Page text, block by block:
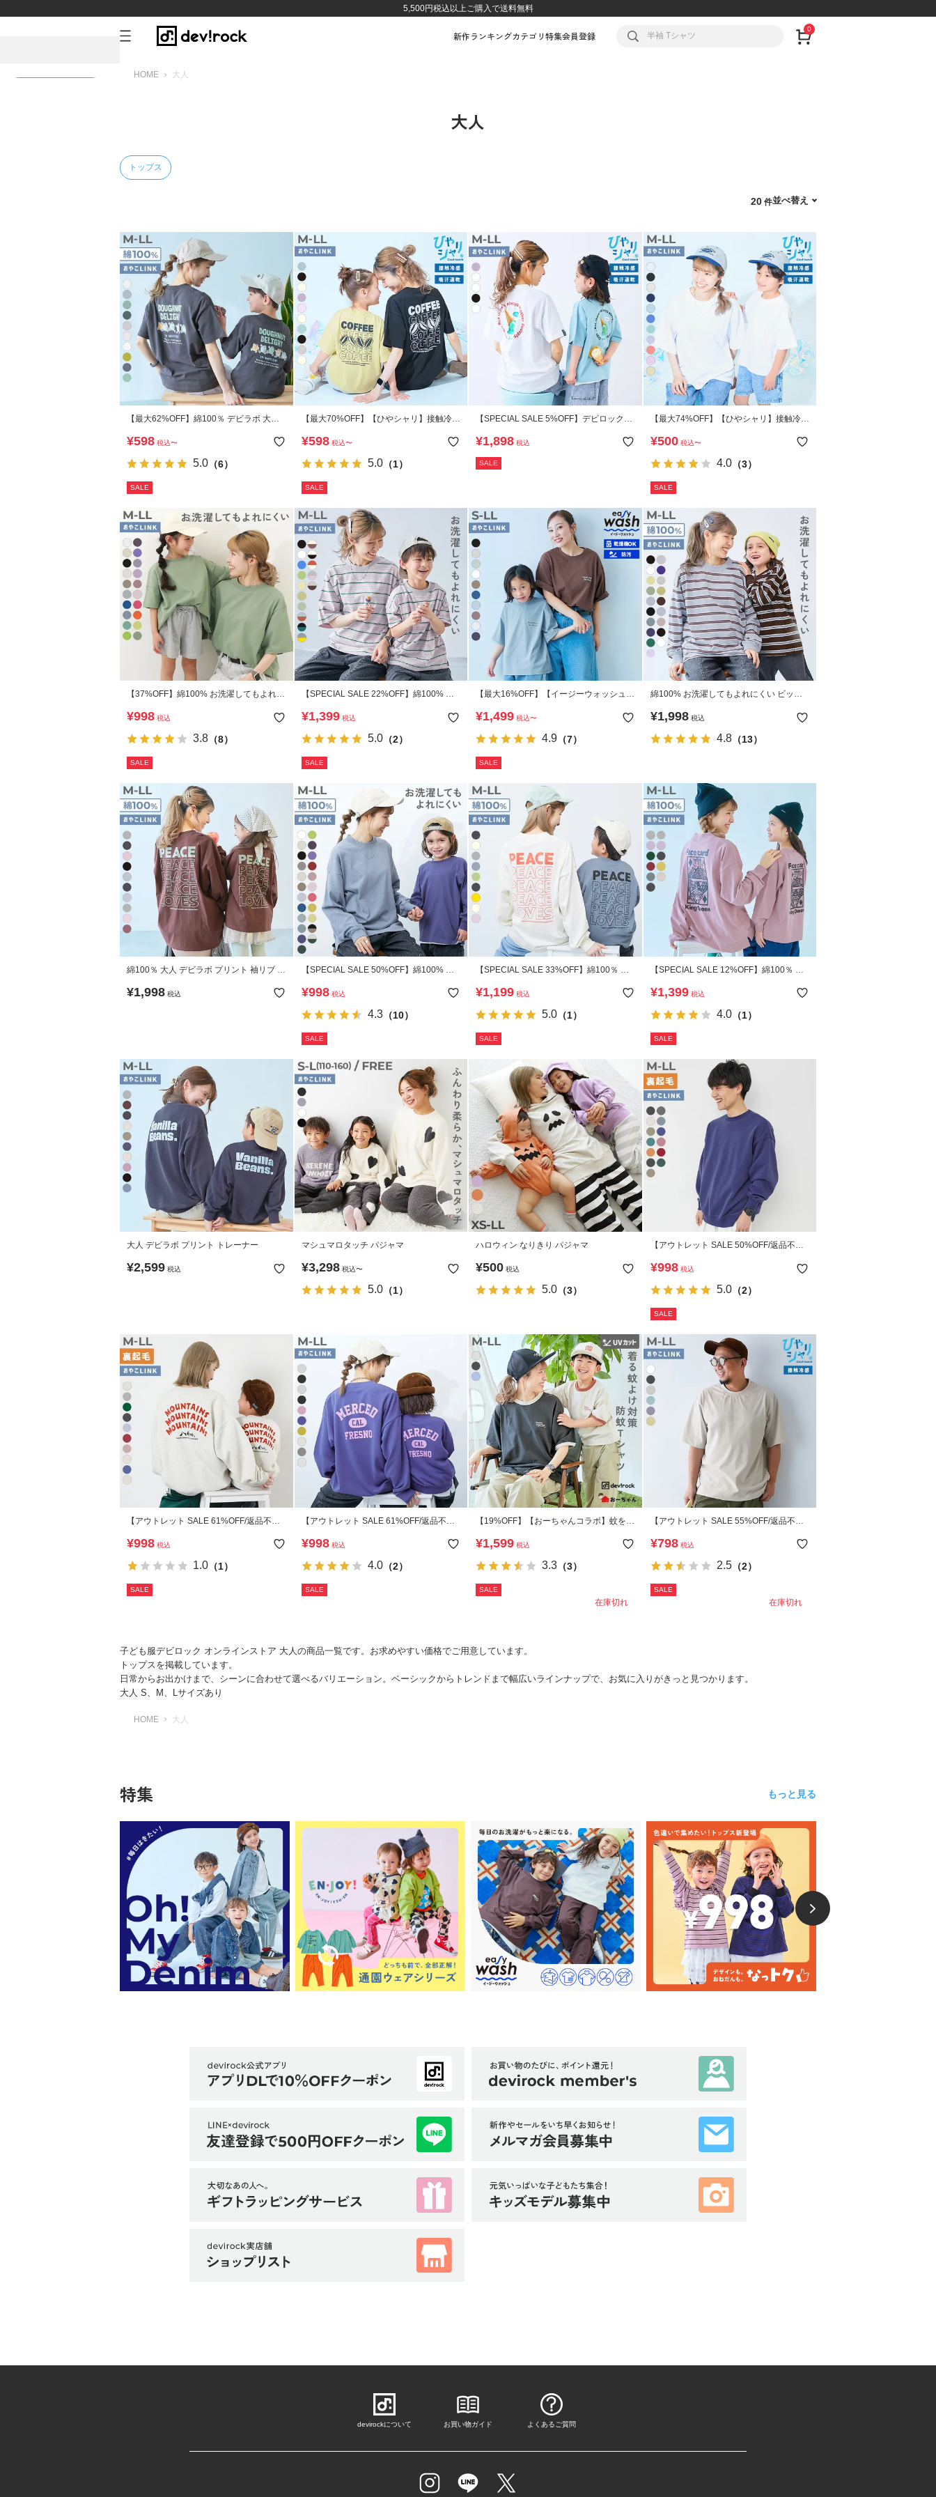
5,500円税込以上ご購入で送料無料
新作ランキングカテゴリ特集会員登録
0
HOME 大人
大人
トップス
並べ替え
20
【最大62%OFF】綿100％ デビラボ 大人
¥598 税込〜
5.0 （6）
SALE
【最大70%OFF】【ひやシャリ】接触冷感
¥598 税込〜
5.0（1）
SALE
【SPECIAL SALE 5%OFF】デビロック
イスプリント 半袖Tシャツ
¥1,898 税込
SALE
【最大74%OFF】【ひやシャリ】接触冷感
¥500 税込〜
4.0（3）
SALE
【37%OFF】綿100% お洗濯してもよれに
¥998 税込
3.8 （8）
SALE
【SPECIAL SALE 22%OFF】綿100% お
大人 ボーダー 半袖Tシャツ
¥1,399 税込
5.0（2）
SALE
【最大16%OFF】【イージーウォッシュ】
ャツ
¥1,499 税込〜
4.9 （7）
SALE
綿100% お洗濯してもよれにくい ビッグ
ャツ
¥1,998 税込
4.8（13）
綿100％ 大人 デビラボ プリント 袖リブ 長
¥1,998 税込
【SPECIAL SALE 50%OFF】綿100% お
袖リブ 大人 長袖Tシャツ
¥998 税込
4.3（10）
SALE
【SPECIAL SALE 33%OFF】綿100％ 大
¥1,199 税込
5.0 （1）
SALE
【SPECIAL SALE 12%OFF】綿100％ 大
¥1,399 税込
4.0（1）
SALE
大人 デビラボ プリント トレーナー
¥2,599 税込
マシュマロタッチ パジャマ
¥3,298 税込〜
5.0（1）
ハロウィン なりきり パジャマ
¥500 税込
5.0 （3）
【アウトレット SALE 50%OFF/返品不
無地 大人トレーナー
¥998 税込
5.0（2）
SALE
【アウトレット SALE 61%OFF/返品不
ナー
¥998 税込
1.0 （1）
SALE
【アウトレット SALE 61%OFF/返品不
¥998 税込
4.0（2）
SALE
【19%OFF】【おーちゃんコラボ】蚊をよ
シャツ
¥1,599 税込
3.3 （3）
SALE
在庫切れ
【アウトレット SALE 55%OFF/返品不
シルエット 大人 半袖Tシャツ
¥798 税込
2.5（2）
SALE
在庫切れ
子ども服デビロック オンラインストア 大人の商品一覧です。お求めやすい価格でご用意しています。
トップスを掲載しています。
日常からお出かけまで、シーンに合わせて選べるバリエーション。ベーシックからトレンドまで幅広いラインナップで、お気に入りがきっと見つかります。
大人 S、M、Lサイズあり
HOME 大人
特集 もっと見る
devirockについて お買い物ガイド よくあるご質問